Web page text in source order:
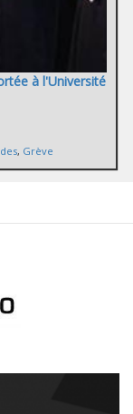
à l'Université
, Grève